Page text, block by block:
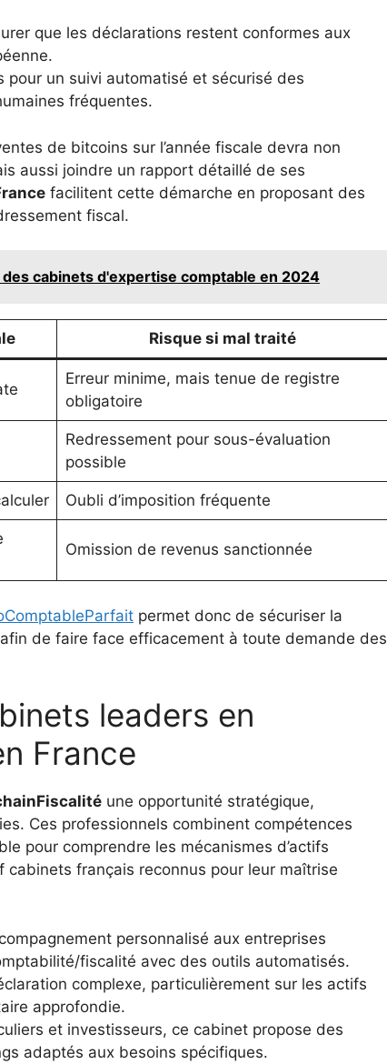
que les déclarations restent conformes aux
pour un suivi automatisé et sécurisé des
fréquentes.
de bitcoins sur l’année fiscale devra non
aussi joindre un rapport détaillé de ses
facilitent cette démarche en proposant des
fiscal.
cabinets d'expertise comptable en 2024
Risque si mal traité
Erreur minime, mais tenue de registre
obligatoire
Redressement pour sous-évaluation
possible
Oubli d’imposition fréquente
Omission de revenus sanctionnée
permet donc de sécuriser la
de faire face efficacement à toute demande des
leaders en
France
une opportunité stratégique,
Ces professionnels combinent compétences
pour comprendre les mécanismes d’actifs
français reconnus pour leur maîtrise
personnalisé aux entreprises
fiscalité avec des outils automatisés.
complexe, particulièrement sur les actifs
approfondie.
et investisseurs, ce cabinet propose des
adaptés aux besoins spécifiques.